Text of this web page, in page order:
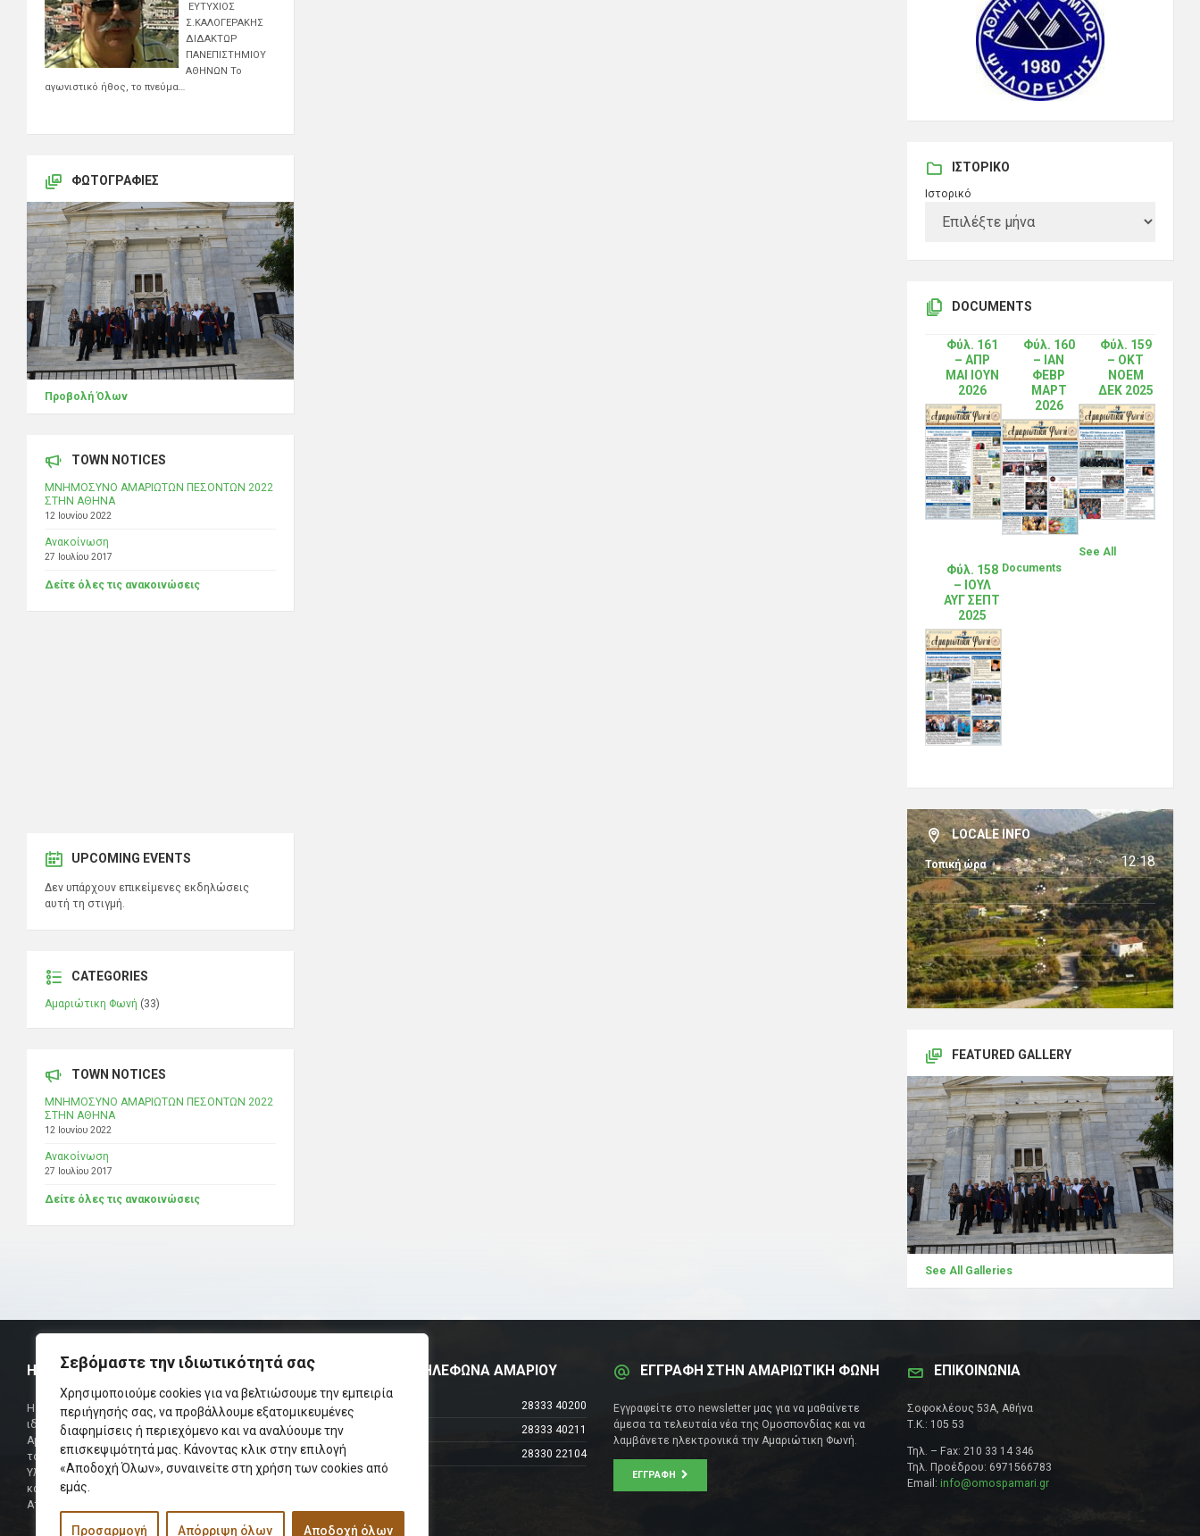
Σεβόμαστε την ιδιωτικότητά σας
Χρησιμοποιούμε cookies για να βελτιώσουμε την εμπειρία
περιήγησής σας, να προβάλλουμε εξατομικευμένες
διαφημίσεις ή περιεχόμενο και να αναλύουμε την
επισκεψιμότητά μας. Κάνοντας κλικ στην επιλογή
«Αποδοχή Όλων», συναινείτε στη χρήση των cookies από
εμάς.
Προσαρμογή Απόρριψη όλων Αποδοχή όλων
ΕΥΤΥΧΙΟΣ
Σ.ΚΑΛΟΓΕΡΑΚΗΣ
ΔΙΔΑΚΤΩΡ
ΠΑΝΕΠΙΣΤΗΜΙΟΥ
ΑΘΗΝΩΝ Το
αγωνιστικό ήθος, το πνεύμα…
ΦΩΤΟΓΡΑΦΊΕΣ
Προβολή Όλων
TOWN NOTICES
ΜΝΗΜΟΣΥΝΟ ΑΜΑΡΙΩΤΩΝ ΠΕΣΟΝΤΩΝ 2022
ΣΤΗΝ ΑΘΗΝΑ
12 Ιουνίου 2022
Ανακοίνωση
27 Ιουλίου 2017
Δείτε όλες τις ανακοινώσεις
UPCOMING EVENTS
Δεν υπάρχουν επικείμενες εκδηλώσεις
αυτή τη στιγμή.
CATEGORIES
Αμαριώτικη Φωνή (33)
TOWN NOTICES
ΜΝΗΜΟΣΥΝΟ ΑΜΑΡΙΩΤΩΝ ΠΕΣΟΝΤΩΝ 2022
ΣΤΗΝ ΑΘΗΝΑ
12 Ιουνίου 2022
Ανακοίνωση
27 Ιουλίου 2017
Δείτε όλες τις ανακοινώσεις
ΙΣΤΟΡΙΚΌ
Ιστορικό
DOCUMENTS
Φύλ. 161
– ΑΠΡ
ΜΑΙ ΙΟΥΝ
2026
Φύλ. 160
– ΙΑΝ
ΦΕΒΡ
ΜΑΡΤ
2026
Φύλ. 159
– ΟΚΤ
ΝΟΕΜ
ΔΕΚ 2025
Φύλ. 158
– ΙΟΥΛ
ΑΥΓ ΣΕΠΤ
2025
See All
Documents
LOCALE INFO
Τοπική ώρα 12:18
FEATURED GALLERY
See All Galleries
Η ΟΜΟΣΠΟΝΔΙΑ
Η Ομοσπονδία Σωματείων Επαρχίας Αμαρίου
ιδρύθηκε και πήρε τη θέση της Ένωσης
Αμαριωτών, που λειτουργούσε από το 1966 μέχρι
το 1984.
Υλοποιήθηκε σε συνεργασία των μελών του Δ.Σ
και των Δ.Σ των Αμαριώτικων Σωματείων της
Αττικής.
ΧΡΗΣΙΜΑ ΤΗΛΕΦΩΝΑ ΑΜΑΡΙΟΥ
Τηλεφωνικό Κέντρο
28333 40200
Δήμαρχος
28333 40211
Φαξ
28330 22104
ΕΓΓΡΑΦΗ ΣΤΗΝ ΑΜΑΡΙΩΤΙΚΗ ΦΩΝΗ
Εγγραφείτε στο newsletter μας για να μαθαίνετε
άμεσα τα τελευταία νέα της Ομοσπονδίας και να
λαμβάνετε ηλεκτρονικά την Αμαριώτικη Φωνή.
ΕΓΓΡΑΦΉ
ΕΠΙΚΟΙΝΩΝΊΑ
Σοφοκλέους 53Α, Αθήνα
Τ.Κ.: 105 53
Τηλ. – Fax: 210 33 14 346
Τηλ. Προέδρου: 6971566783
Email: info@omospamari.gr